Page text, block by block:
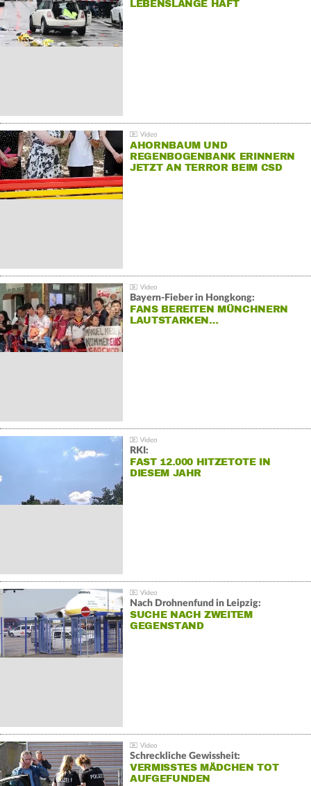
LEBENSLANGE HAFT
AHORNBAUM UND
REGENBOGENBANK ERINNERN
JETZT AN TERROR BEIM CSD
Bayern-Fieber in Hongkong:
FANS BEREITEN MÜNCHNERN
LAUTSTARKEN…
RKI:
FAST 12.000 HITZETOTE IN
DIESEM JAHR
Nach Drohnenfund in Leipzig:
SUCHE NACH ZWEITEM
GEGENSTAND
Schreckliche Gewissheit:
VERMISSTES MÄDCHEN TOT
AUFGEFUNDEN